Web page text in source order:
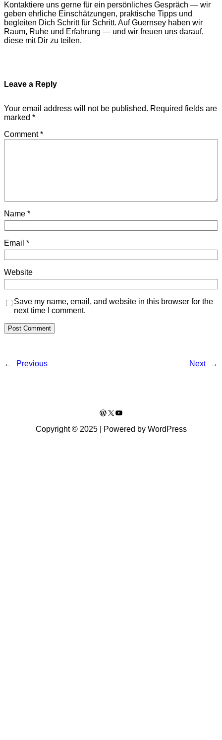
Kontaktiere uns gerne für ein persönliches Gespräch — wir
geben ehrliche Einschätzungen, praktische Tipps und
begleiten Dich Schritt für Schritt. Auf Guernsey haben wir
Raum, Ruhe und Erfahrung — und wir freuen uns darauf,
diese mit Dir zu teilen.
Leave a Reply
Your email address will not be published. Required fields are
marked *
Comment*
Name *
Email *
Website
Save my name, email, and website in this browser for the
next time I comment.
← Previous Next →
WordPress
X YouTube
Copyright © 2025 | Powered by WordPress